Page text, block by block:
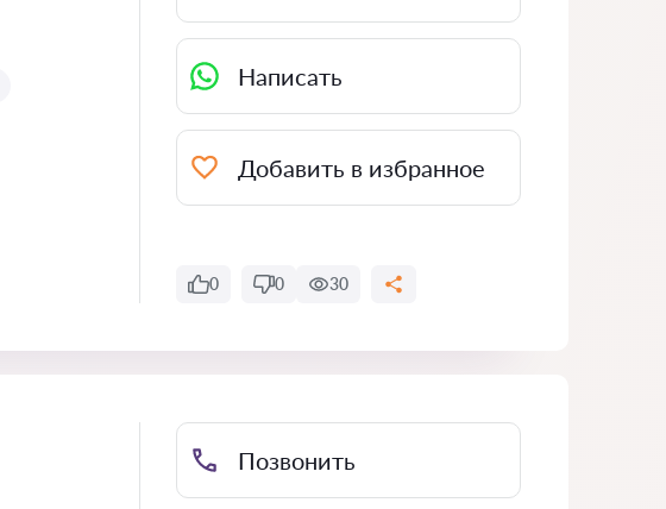
Написать
Добавить в избранное
0 0 30
Позвонить